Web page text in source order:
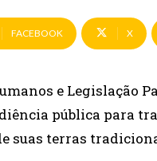
FACEBOOK X
e Legislação
pública para
suas terras